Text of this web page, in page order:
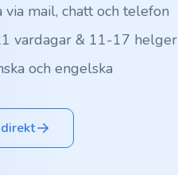
mail, chatt och telefon
vardagar & 11-17 helger
och engelska